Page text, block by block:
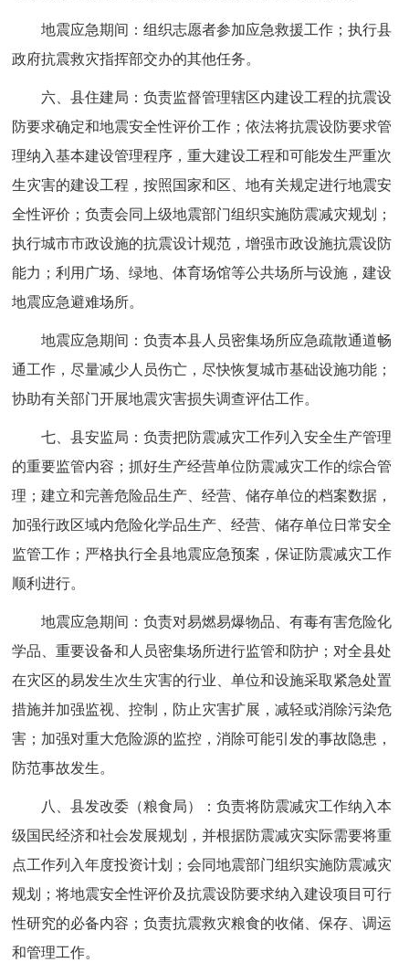
地震应急期间：组织志愿者参加应急救援工作；执行县
政府抗震救灾指挥部交办的其他任务。
六、县住建局：负责监督管理辖区内建设工程的抗震设
防要求确定和地震安全性评价工作；依法将抗震设防要求管
理纳入基本建设管理程序，重大建设工程和可能发生严重次
生灾害的建设工程，按照国家和区、地有关规定进行地震安
全性评价；负责会同上级地震部门组织实施防震减灾规划；
执行城市市政设施的抗震设计规范，增强市政设施抗震设防
能力；利用广场、绿地、体育场馆等公共场所与设施，建设
地震应急避难场所。
地震应急期间：负责本县人员密集场所应急疏散通道畅
通工作，尽量减少人员伤亡，尽快恢复城市基础设施功能；
协助有关部门开展地震灾害损失调查评估工作。
七、县安监局：负责把防震减灾工作列入安全生产管理
的重要监管内容；抓好生产经营单位防震减灾工作的综合管
理；建立和完善危险品生产、经营、储存单位的档案数据，
加强行政区域内危险化学品生产、经营、储存单位日常安全
监管工作；严格执行全县地震应急预案，保证防震减灾工作
顺利进行。
地震应急期间：负责对易燃易爆物品、有毒有害危险化
学品、重要设备和人员密集场所进行监管和防护；对全县处
在灾区的易发生次生灾害的行业、单位和设施采取紧急处置
措施并加强监视、控制，防止灾害扩展，减轻或消除污染危
害；加强对重大危险源的监控，消除可能引发的事故隐患，
防范事故发生。
八、县发改委（粮食局）：负责将防震减灾工作纳入本
级国民经济和社会发展规划，并根据防震减灾实际需要将重
点工作列入年度投资计划；会同地震部门组织实施防震减灾
规划；将地震安全性评价及抗震设防要求纳入建设项目可行
性研究的必备内容；负责抗震救灾粮食的收储、保存、调运
和管理工作。